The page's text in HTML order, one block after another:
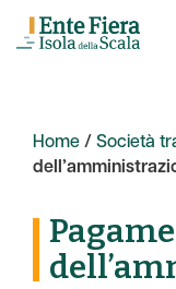
Home / Società